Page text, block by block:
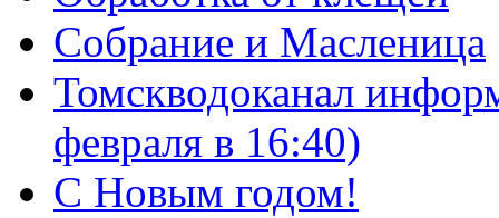
Собрание и Масленица
Томскводоканал
февраля в 16:40)
С Новым годом!